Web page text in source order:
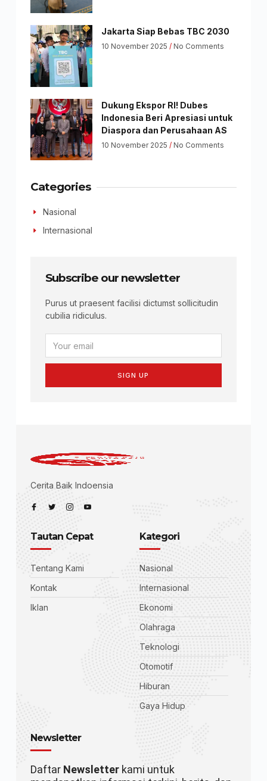
Jakarta Siap Bebas TBC 2030
10 November 2025 No Comments
Dukung Ekspor RI! Dubes
Indonesia Beri Apresiasi untuk
Diaspora dan Perusahaan AS
10 November 2025 No Comments
Categories
Nasional
Internasional
Subscribe our newsletter
Purus ut praesent facilisi dictumst sollicitudin
cubilia ridiculus.
SIGN UP
Cerita Baik Indoensia
Tautan Cepat
Tentang Kami
Kontak
Iklan
Kategori
Nasional
Internasional
Ekonomi
Olahraga
Teknologi
Otomotif
Hiburan
Gaya Hidup
Newsletter
Daftar Newsletterkami untuk